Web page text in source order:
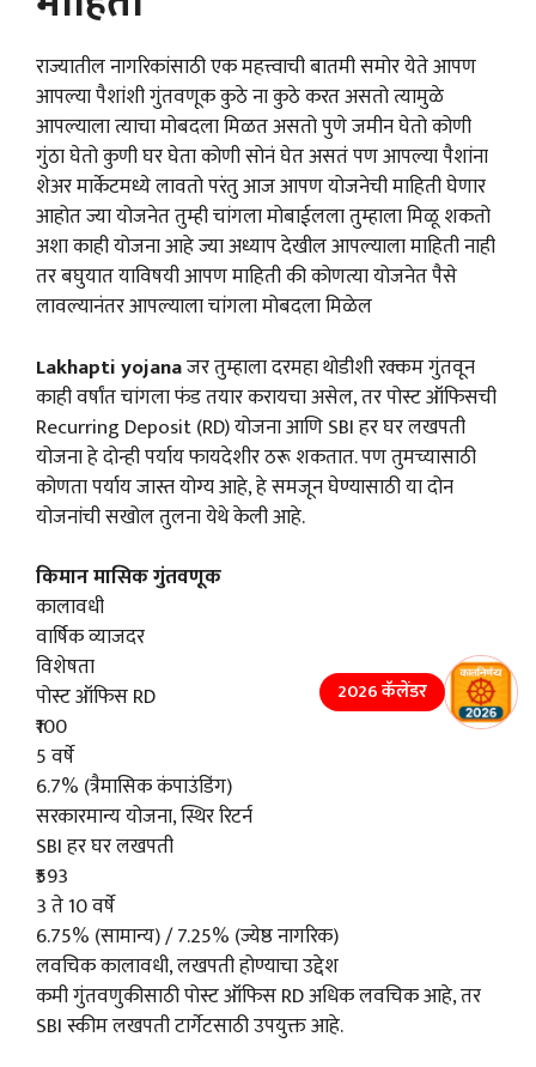
राज्यातील नागरिकांसाठी एक महत्त्वाची बातमी समोर येते आपण
आपल्या पैशांशी गुंतवणूक कुठे ना कुठे करत असतो त्यामुळे
आपल्याला त्याचा मोबदला मिळत असतो पुणे जमीन घेतो कोणी
गुंठा घेतो कुणी घर घेता कोणी सोनं घेत असतं पण आपल्या पैशांना
शेअर मार्केटमध्ये लावतो परंतु आज आपण योजनेची माहिती घेणार
आहोत ज्या योजनेत तुम्ही चांगला मोबाईलला तुम्हाला मिळू शकतो
अशा काही योजना आहे ज्या अध्याप देखील आपल्याला माहिती नाही
तर बघुयात याविषयी आपण माहिती की कोणत्या योजनेत पैसे
लावल्यानंतर आपल्याला चांगला मोबदला मिळेल
Lakhapti yojanaजर तुम्हाला दरमहा थोडीशी रक्कम गुंतवून
काही वर्षांत चांगला फंड तयार करायचा असेल, तर पोस्ट ऑफिसची
Recurring Deposit (RD) योजना आणि SBI हर घर लखपती
योजना हे दोन्ही पर्याय फायदेशीर ठरू शकतात. पण तुमच्यासाठी
कोणता पर्याय जास्त योग्य आहे, हे समजून घेण्यासाठी या दोन
योजनांची सखोल तुलना येथे केली आहे.
किमान मासिक गुंतवणूक
कालावधी
वार्षिक व्याजदर
विशेषता
पोस्ट ऑफिस RD
₹100
5 वर्षे
6.7% (त्रैमासिक कंपाउंडिंग)
सरकारमान्य योजना, स्थिर रिटर्न
SBI हर घर लखपती
₹593
3 ते 10 वर्षे
6.75% (सामान्य) / 7.25% (ज्येष्ठ नागरिक)
लवचिक कालावधी, लखपती होण्याचा उद्देश
कमी गुंतवणुकीसाठी पोस्ट ऑफिस RD अधिक लवचिक आहे, तर
SBI स्कीम लखपती टार्गेटसाठी उपयुक्त आहे.
2026 कॅलेंडर